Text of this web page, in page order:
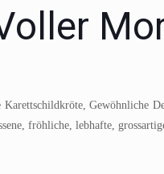
Gewöhnliche
fröhliche, lebhafte,